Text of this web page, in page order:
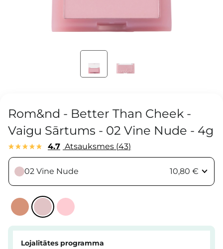
Rom&nd - Better Than Cheek -
Vaigu Sārtums - 02 Vine Nude - 4g
4.7 Atsauksmes 43
02 Vine Nude 10,80 €
Lojalitātes programma